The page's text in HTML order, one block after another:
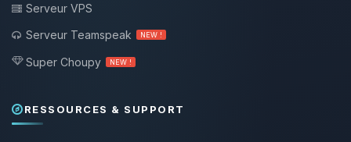
Serveur VPS
Serveur Teamspeak
NEW !
Super Choupy NEW !
RESSOURCES & SUPPORT